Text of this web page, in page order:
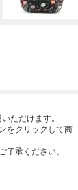
ただけます。
をクリックして商
承ください。